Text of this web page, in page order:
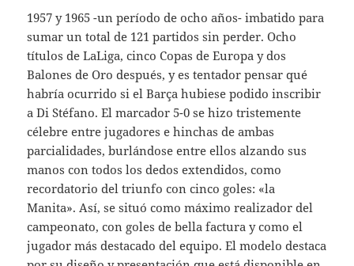
1957 y 1965 -un período de ocho años- imbatido para
sumar un total de 121 partidos sin perder. Ocho
títulos de LaLiga, cinco Copas de Europa y dos
Balones de Oro después, y es tentador pensar qué
habría ocurrido si el Barça hubiese podido inscribir
a Di Stéfano. El marcador 5-0 se hizo tristemente
célebre entre jugadores e hinchas de ambas
parcialidades, burlándose entre ellos alzando sus
manos con todos los dedos extendidos, como
recordatorio del triunfo con cinco goles: «la
Manita». Así, se situó como máximo realizador del
campeonato, con goles de bella factura y como el
jugador más destacado del equipo. El modelo destaca